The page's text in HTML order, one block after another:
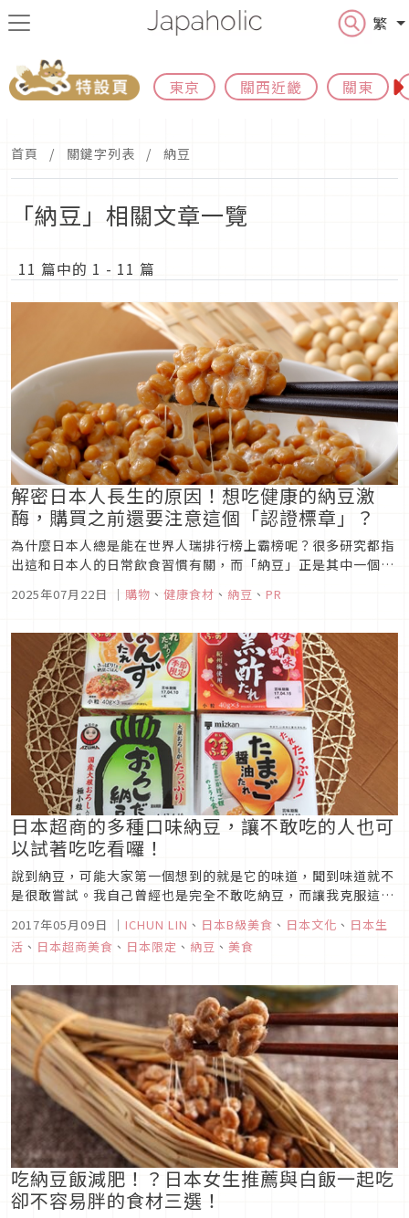
繁
東京 關西近畿 關東
首頁 關鍵字列表 納豆
「納豆」相關文章一覽
11 篇中的 1 - 11 篇
解密日本人長生的原因！想吃健康的納豆激
酶，購買之前還要注意這個「認證標章」？
為什麼日本人總是能在世界人瑞排行榜上霸榜呢？很多研究都指
出這和日本人的日常飲食習慣有關，而「納豆」正是其中一個台
跟風學習日本人怎麼吃得健康之前，納豆激酶保健品在選購時有
章將以最新研究成果為...
2025年07月22日 ｜ 購物 、 健康食材 、 納豆 、 PR
日本超商的多種口味納豆，讓不敢吃的人也可
以試著吃吃看囉！
說到納豆，可能大家第一個想到的就是它的味道，聞到味道就不
是很敢嘗試。我自己曾經也是完全不敢吃納豆，而讓我克服這個
食物原因的就是，日本超市所賣的各種不同口味的納豆。各式各
樣不同的醬汁，減輕了納豆的難聞味道，變得更容易入口。除了
一般的醬油口味之外，以下要跟大家介紹的這幾種口味的納豆，
2017年05月09日 ｜ ICHUN LIN 、 日本B級美食 、 日本文化 、 日本生
活 、 日本超商美食 、 日本限定 、 納豆 、 美食
吃納豆飯減肥！？日本女生推薦與白飯一起吃
卻不容易胖的食材三選！